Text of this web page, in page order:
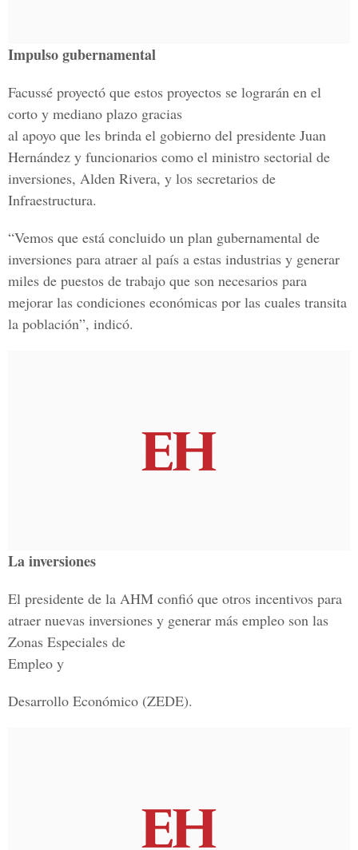
Impulso gubernamental
Facussé proyectó que estos proyectos se lograrán en el
corto y mediano plazo gracias
al apoyo que les brinda el gobierno del presidente Juan
Hernández y funcionarios como el ministro sectorial de
inversiones, Alden Rivera, y los secretarios de
Infraestructura.
“Vemos que está concluido un plan gubernamental de
inversiones para atraer al país a estas industrias y generar
miles de puestos de trabajo que son necesarios para
mejorar las condiciones económicas por las cuales transita
la población”, indicó.
La inversiones
El presidente de la AHM confió que otros incentivos para
atraer nuevas inversiones y generar más empleo son las
Zonas Especiales de
Empleo y
Desarrollo Económico (ZEDE).